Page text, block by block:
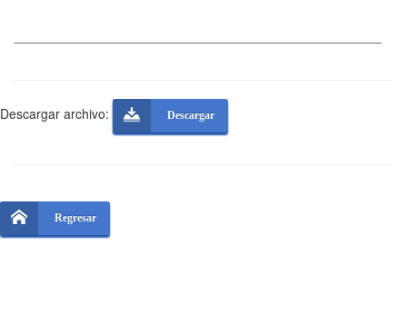
Descargar archivo: Descargar
Regresar